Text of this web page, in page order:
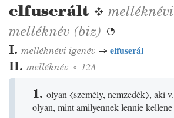
elfuserált ❖
melléknév (biz) 
I. melléknévi igenév → elfuserál
II. melléknév ◦ 12A
1. olyan 〈személy, nemzedék〉, aki
olyan, mint amilyennek lennie kellene